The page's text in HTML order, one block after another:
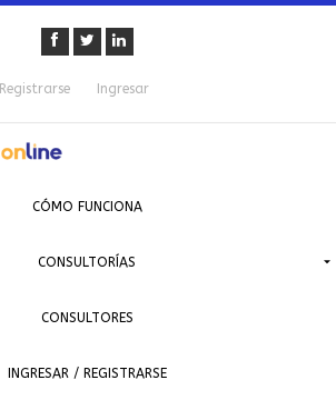
Registrarse Ingresar
CÓMO FUNCIONA
CONSULTORÍAS
CONSULTORES
INGRESAR / REGISTRARSE